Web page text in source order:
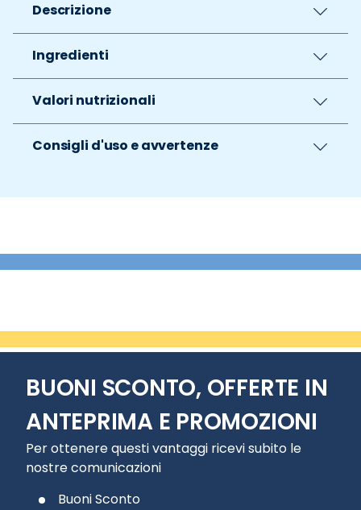
Descrizione
Ingredienti
Valori nutrizionali
Consigli d'uso e avvertenze
BUONI SCONTO, OFFERTE IN
ANTEPRIMA E PROMOZIONI
Per ottenere questi vantaggi ricevi subito le
nostre comunicazioni
Buoni Sconto